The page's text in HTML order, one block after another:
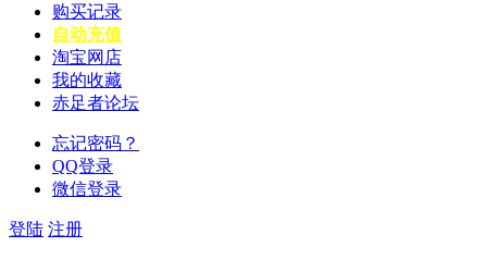
购买记录
自动充值
淘宝网店
我的收藏
赤足者论坛
忘记密码？
QQ登录
微信登录
登陆 注册